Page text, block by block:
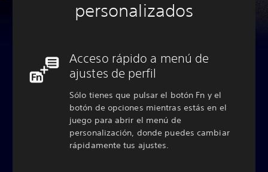
personalizados
Acceso rápido a menú de
ajustes de perfil
Sólo tienes que pulsar el botón Fn y el
botón de opciones mientras estás en el
juego para abrir el menú de
personalización, donde puedes cambiar
rápidamente tus ajustes.